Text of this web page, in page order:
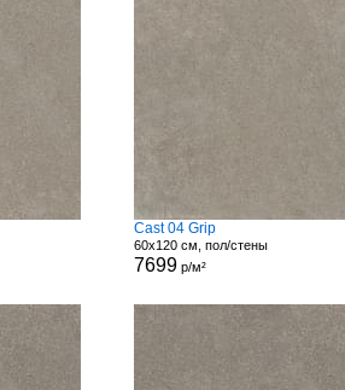
Cast 04 Grip
60x120 см, пол/стены
7699р/м²